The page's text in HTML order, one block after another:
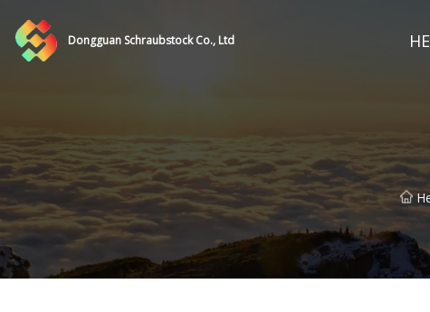
Dongguan Schraubstock Co., Ltd